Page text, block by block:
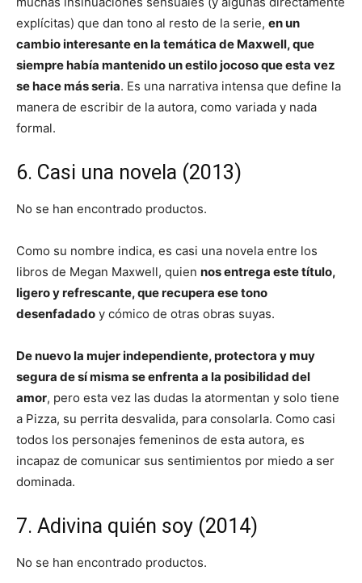
explícitas) que dan tono al resto de la serie, en un
cambio interesante en la temática de Maxwell, que
siempre había mantenido un estilo jocoso que esta vez
se hace más seria. Es una narrativa intensa que define la
manera de escribir de la autora, como variada y nada
formal.
6. Casi una novela (2013)
No se han encontrado productos.
Como su nombre indica, es casi una novela entre los
libros de Megan Maxwell, quien nos entrega este título,
ligero y refrescante, que recupera ese tono
desenfadado y cómico de otras obras suyas.
De nuevo la mujer independiente, protectora y muy
segura de sí misma se enfrenta a la posibilidad del
amor, pero esta vez las dudas la atormentan y solo tiene
a Pizza, su perrita desvalida, para consolarla. Como casi
todos los personajes femeninos de esta autora, es
incapaz de comunicar sus sentimientos por miedo a ser
dominada.
7. Adivina quién soy (2014)
No se han encontrado productos.